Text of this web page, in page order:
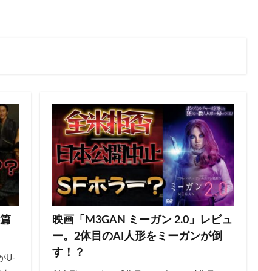
U-
映画「M3GAN ミーガン 2.0」レビュ
ー。2体目のAI人形をミーガンが倒
す！？